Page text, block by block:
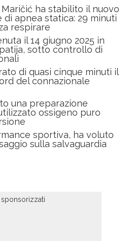
ha stabilito il nuovo
apnea statica: 29 minuti
respirare
il 14 giugno 2025 in
sotto controllo di
di quasi cinque minuti il
del connazionale
una preparazione
ossigeno puro
sportiva, ha voluto
sulla salvaguardia